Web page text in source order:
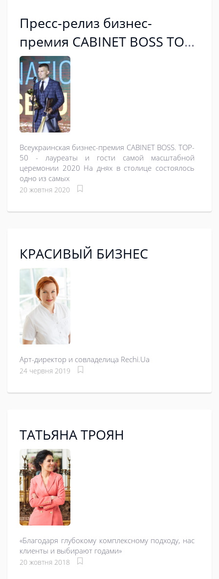
Пресс-релиз бизнес-
премия CABINET BOSS TOP-
50
Всеукраинская бизнес-премия CABINET BOSS. TOP-
50 - лауреаты и гости самой масштабной
церемонии 2020 На днях в столице состоялось
одно из самых
20 жовтня 2020
КРАСИВЫЙ БИЗНЕС
Арт-директор и совладелица Rechi.Ua
24 червня 2019
ТАТЬЯНА ТРОЯН
«Благодаря глубокому комплексному подходу, нас
клиенты и выбирают годами»
20 жовтня 2018